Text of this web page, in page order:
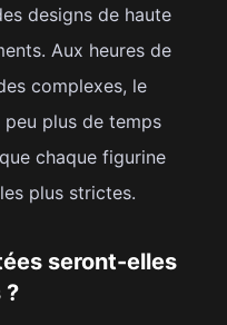
designs de haute
Aux heures de
complexes, le
plus de temps
chaque figurine
plus strictes.
seront-elles
?